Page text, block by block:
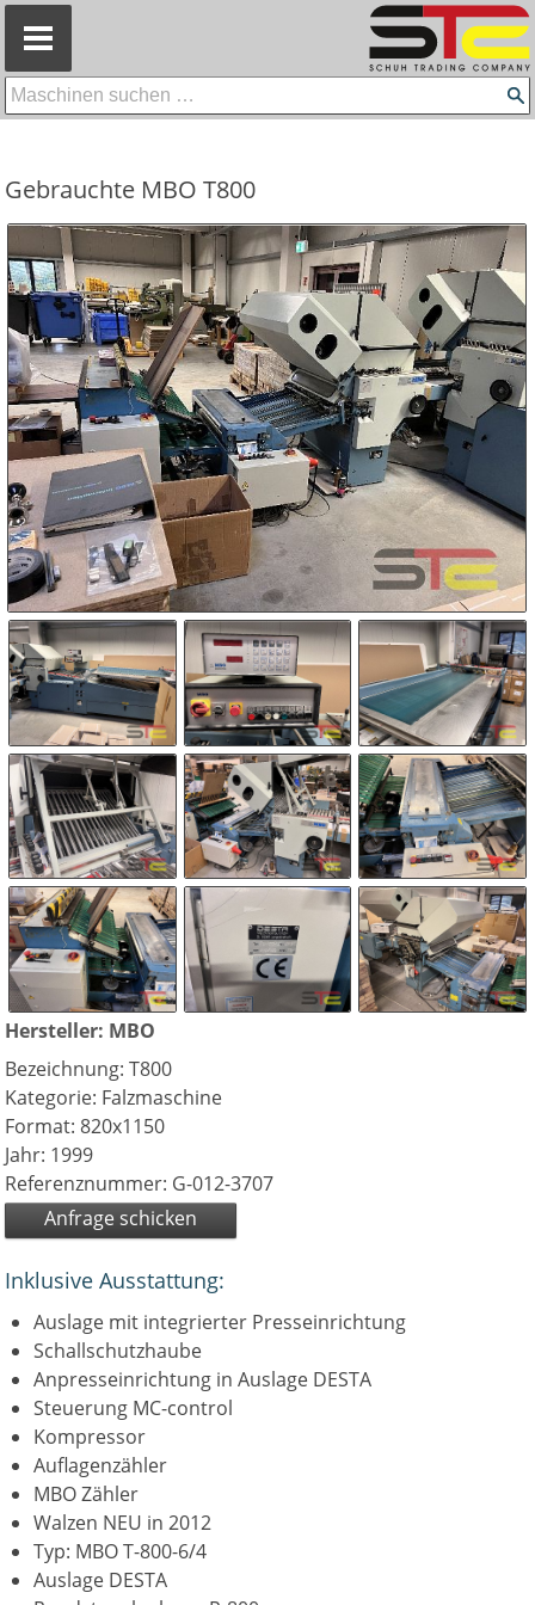
Gebrauchte MBO T800
Hersteller: MBO
Bezeichnung: T800
Kategorie: Falzmaschine
Format: 820x1150
Jahr: 1999
Referenznummer: G-012-3707
Anfrage schicken
Inklusive Ausstattung:
Auslage mit integrierter Presseinrichtung
Schallschutzhaube
Anpresseinrichtung in Auslage DESTA
Steuerung MC-control
Kompressor
Auflagenzähler
MBO Zähler
Walzen NEU in 2012
Typ: MBO T-800-6/4
Auslage DESTA